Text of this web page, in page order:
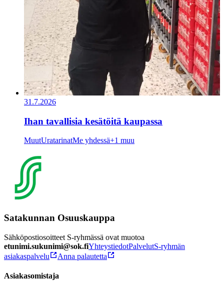
31.7.2026
Ihan tavallisia kesätöitä kaupassa
MuutUratarinatMe yhdessä+1 muu
Satakunnan Osuuskauppa
Sähköpostiosoitteet S-ryhmässä ovat muotoa
etunimi.sukunimi@sok.fiYhteystiedotPalvelutS-ryhmän
asiakaspalvelu
Anna palautetta
Asiakasomistaja